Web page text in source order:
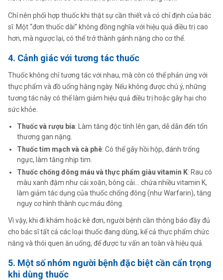
Chỉ nên phối hợp thuốc khi thật sự cần thiết và có chỉ định của bác
sĩ. Một “đơn thuốc dài” không đồng nghĩa với hiệu quả điều trị cao
hơn, mà ngược lại, có thể trở thành gánh nặng cho cơ thể.
4. Cảnh giác với tương tác thuốc
Thuốc không chỉ tương tác với nhau, mà còn có thể phản ứng với
thực phẩm và đồ uống hằng ngày. Nếu không được chú ý, những
tương tác này có thể làm giảm hiệu quả điều trị hoặc gây hại cho
sức khỏe.
Thuốc và rượu bia: Làm tăng độc tính lên gan, dễ dẫn đến tổn
thương gan nặng.
Thuốc tim mạch và cà phê: Có thể gây hồi hộp, đánh trống
ngực, làm tăng nhịp tim.
Thuốc chống đông máu và thực phẩm giàu vitamin K: Rau có
màu xanh đậm như cải xoăn, bông cải… chứa nhiều vitamin K,
làm giảm tác dụng của thuốc chống đông (như Warfarin), tăng
nguy cơ hình thành cục máu đông.
Vì vậy, khi đi khám hoặc kê đơn, người bệnh cần thông báo đầy đủ
cho bác sĩ tất cả các loại thuốc đang dùng, kể cả thực phẩm chức
năng và thói quen ăn uống, để được tư vấn an toàn và hiệu quả.
5. Một số nhóm người bệnh đặc biệt cần cẩn trọng
khi dùng thuốc